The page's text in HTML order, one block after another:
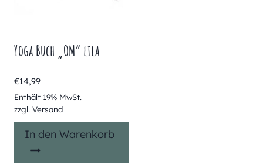
Yoga Buch „OM“ lila
€14,99
Enthält 19% MwSt.
zzgl. Versand
In den Warenkorb